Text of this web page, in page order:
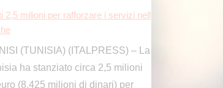
2,5 milioni per rafforzare i servizi nell
(TUNISIA) (ITALPRESS) – La
ha stanziato circa 2,5 milioni
(8,425 milioni di dinari) per